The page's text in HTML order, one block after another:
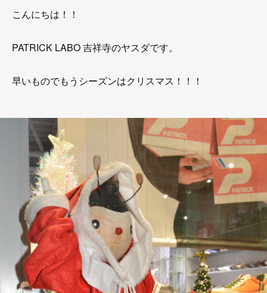
こんにちは！！
PATRICK LABO 吉祥寺のヤスダです。
早いものでもうシーズンはクリスマス！！！